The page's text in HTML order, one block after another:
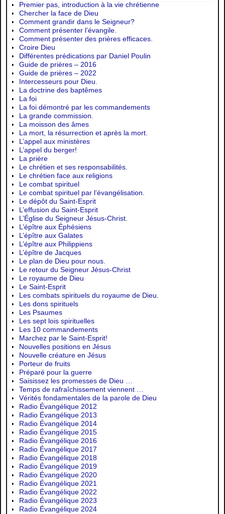
Premier pas, introduction à la vie chrétienne
Chercher la face de Dieu
Comment grandir dans le Seigneur?
Comment présenter l’évangile.
Comment présenter des prières efficaces.
Croire Dieu
Différentes prédications par Daniel Poulin
Guide de prières – 2016
Guide de prières – 2022
Intercesseurs pour Dieu.
La doctrine des baptêmes
La foi
La foi démontré par les commandements
La grande commission.
La moisson des âmes
La mort, la résurrection et après la mort.
L’appel aux ministères
L’appel du berger!
La prière
Le chrétien et ses responsabilités.
Le chrétien face aux religions
Le combat spirituel
Le combat spirituel par l’évangélisation.
Le dépôt du Saint-Esprit
L’effusion du Saint-Esprit
L’Église du Seigneur Jésus-Christ.
L’épître aux Éphésiens
L’épître aux Galates
L’épître aux Philippiens
L’épître de Jacques
Le plan de Dieu pour nous.
Le retour du Seigneur Jésus-Christ
Le royaume de Dieu
Le Saint-Esprit
Les combats spirituels du royaume de Dieu.
Les dons spirituels
Les Psaumes
Les sept lois spirituelles
Les 10 commandements
Marchez par le Saint-Esprit!
Nouvelles positions en Jésus
Nouvelle créature en Jésus
Porteur de fruits
Préparé pour la guerre
Saisissez les promesses de Dieu …
Temps de rafraîchissement viennent …
Vérités fondamentales de la parole de Dieu
Radio Évangélique 2012
Radio Évangélique 2013
Radio Évangélique 2014
Radio Évangélique 2015
Radio Évangélique 2016
Radio Évangélique 2017
Radio Évangélique 2018
Radio Évangélique 2019
Radio Évangélique 2020
Radio Évangélique 2021
Radio Évangélique 2022
Radio Évangélique 2023
Radio Évangélique 2024